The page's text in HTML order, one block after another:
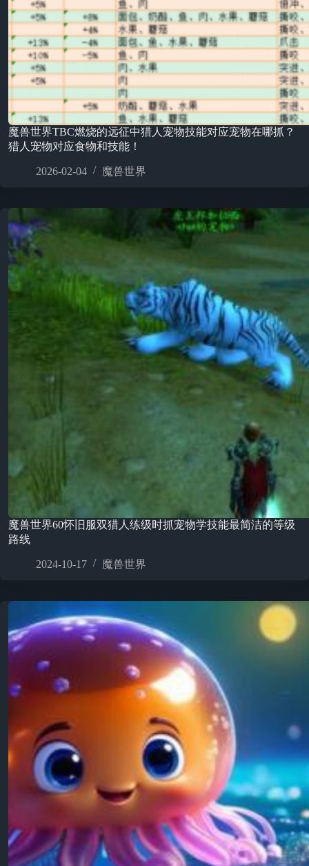
魔兽世界TBC燃烧的远征中猎人宠物技能对应宠物在哪抓？
猎人宠物对应食物和技能！
2026-02-04 魔兽世界
魔兽世界60怀旧服双猎人练级时抓宠物学技能最简洁的等级
路线
2024-10-17 魔兽世界